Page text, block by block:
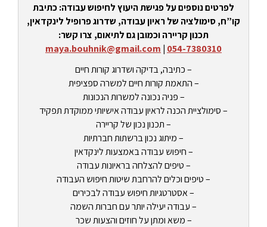
לפרטים נוספים על פגישת היעוץ לחיפוש עבודה: כתיבת
קו”ח, סימולציה של ראיון עבודה, שדרוג פרופיל לינקדאין,
תכנון קריירה וכמובן גם לתיאום, צרו קשר:
054-7380310
|
maya.bouhnik@gmail.com
– כתיבה, בדיקה ושדרוג קורות חיים
– התאמת קורות חיים למשרה ספציפית
– פניה נכונה למשרות הנכונות
– סימולציית הכנה לראיון עבודה אישיותי ממוקדת תפקיד
– תכנון נכון של קריירה
– מיתוג נכון ברשתות חברתיות
– חיפוש עבודה באמצעות לינקדאין
– טיפים להצלחה בראיונות עבודה
– טיפים וכלים להרחבת שיטות חיפוש העבודה
– אסטרטגיות חיפוש עבודה לבכירים
– עבודה יעילה יותר עם חברות השמה
– משא ומתן על חוזים והצעות שכר